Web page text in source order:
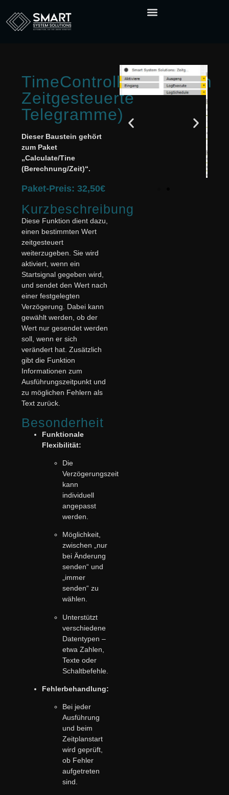
TimeControlledTelegram
Zeitgesteuerte
Telegramme)
Dieser Baustein gehört
zum Paket
„Calculate/Tine
(Berechnung/Zeit)“.
Paket-Preis: 32,50€
Kurzbeschreibung
Diese Funktion dient dazu,
einen bestimmten Wert
zeitgesteuert
weiterzugeben. Sie wird
aktiviert, wenn ein
Startsignal gegeben wird,
und sendet den Wert nach
einer festgelegten
Verzögerung. Dabei kann
gewählt werden, ob der
Wert nur gesendet werden
soll, wenn er sich
verändert hat. Zusätzlich
gibt die Funktion
Informationen zum
Ausführungszeitpunkt und
zu möglichen Fehlern als
Text zurück.
Besonderheit
Funktionale
Flexibilität:
Die
Verzögerungszeit
kann
individuell
angepasst
werden.
Möglichkeit,
zwischen „nur
bei Änderung
senden“ und
„immer
senden“ zu
wählen.
Unterstützt
verschiedene
Datentypen –
etwa Zahlen,
Texte oder
Schaltbefehle.
Fehlerbehandlung:
Bei jeder
Ausführung
und beim
Zeitplanstart
wird geprüft,
ob Fehler
aufgetreten
sind.